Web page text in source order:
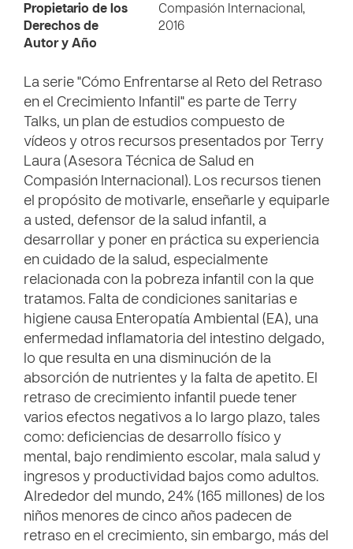
Propietario de los
Derechos de
Autor y Año
Compasión Internacional,
2016
La serie "Cómo Enfrentarse al Reto del Retraso
en el Crecimiento Infantil" es parte de Terry
Talks, un plan de estudios compuesto de
vídeos y otros recursos presentados por Terry
Laura (Asesora Técnica de Salud en
Compasión Internacional). Los recursos tienen
el propósito de motivarle, enseñarle y equiparle
a usted, defensor de la salud infantil, a
desarrollar y poner en práctica su experiencia
en cuidado de la salud, especialmente
relacionada con la pobreza infantil con la que
tratamos. Falta de condiciones sanitarias e
higiene causa Enteropatía Ambiental (EA), una
enfermedad inflamatoria del intestino delgado,
lo que resulta en una disminución de la
absorción de nutrientes y la falta de apetito. El
retraso de crecimiento infantil puede tener
varios efectos negativos a lo largo plazo, tales
como: deficiencias de desarrollo físico y
mental, bajo rendimiento escolar, mala salud y
ingresos y productividad bajos como adultos.
Alrededor del mundo, 24% (165 millones) de los
niños menores de cinco años padecen de
retraso en el crecimiento, sin embargo, más del